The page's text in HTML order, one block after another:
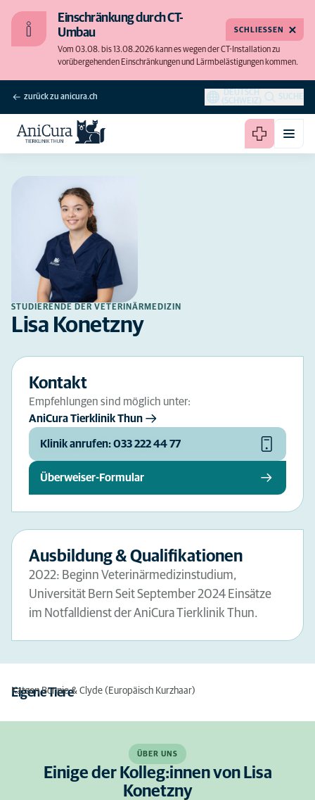
Einschränkung durch CT-
Umbau
Vom 03.08. bis 13.08.2026 kann es wegen der CT-Installation zu
vorübergehenden Einschränkungen und Lärmbelästigungen kommen.
SCHLIESSEN
zurück zu anicura.ch
DEUTSCH
(SCHWEIZ)
SUCHE
STUDIERENDE DER VETERINÄRMEDIZIN
Lisa Konetzny
Kontakt
Empfehlungen sind möglich unter:
AniCura Tierklinik Thun
Klinik anrufen: 033 222 44 77
Überweiser-Formular
Ausbildung & Qualifikationen
2022: Beginn Veterinärmedizinstudium,
Universität Bern Seit September 2024 Einsätze
im Notfalldienst der AniCura Tierklinik Thun.
Eigene Tiere
Katzen Bonnie & Clyde (Europäisch Kurzhaar)
ÜBER UNS
Einige der Kolleg:innen von Lisa
Konetzny